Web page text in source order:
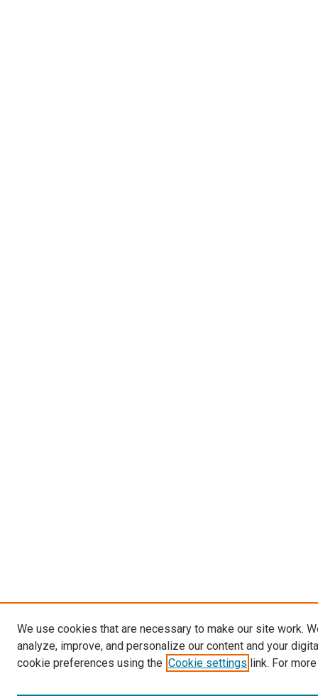
We use cookies that are necessary to make our site work.
analyze, improve, and personalize our content and your
cookie preferences using the Cookie settings link. For